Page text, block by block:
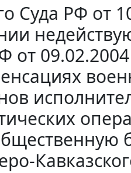
Суда РФ от
от